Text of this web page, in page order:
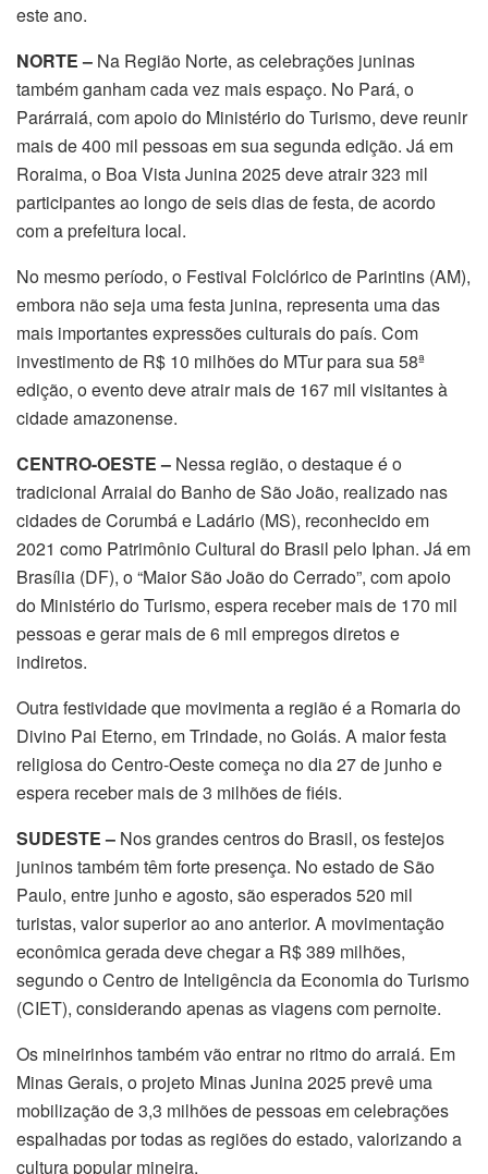
este ano.
NORTE – Na Região Norte, as celebrações juninas
também ganham cada vez mais espaço. No Pará, o
Parárraiá, com apoio do Ministério do Turismo, deve reunir
mais de 400 mil pessoas em sua segunda edição. Já em
Roraima, o Boa Vista Junina 2025 deve atrair 323 mil
participantes ao longo de seis dias de festa, de acordo
com a prefeitura local.
No mesmo período, o Festival Folclórico de Parintins (AM),
embora não seja uma festa junina, representa uma das
mais importantes expressões culturais do país. Com
investimento de R$ 10 milhões do MTur para sua 58ª
edição, o evento deve atrair mais de 167 mil visitantes à
cidade amazonense.
CENTRO-OESTE – Nessa região, o destaque é o
tradicional Arraial do Banho de São João, realizado nas
cidades de Corumbá e Ladário (MS), reconhecido em
2021 como Patrimônio Cultural do Brasil pelo Iphan. Já em
Brasília (DF), o “Maior São João do Cerrado”, com apoio
do Ministério do Turismo, espera receber mais de 170 mil
pessoas e gerar mais de 6 mil empregos diretos e
indiretos.
Outra festividade que movimenta a região é a Romaria do
Divino Pai Eterno, em Trindade, no Goiás. A maior festa
religiosa do Centro-Oeste começa no dia 27 de junho e
espera receber mais de 3 milhões de fiéis.
SUDESTE – Nos grandes centros do Brasil, os festejos
juninos também têm forte presença. No estado de São
Paulo, entre junho e agosto, são esperados 520 mil
turistas, valor superior ao ano anterior. A movimentação
econômica gerada deve chegar a R$ 389 milhões,
segundo o Centro de Inteligência da Economia do Turismo
(CIET), considerando apenas as viagens com pernoite.
Os mineirinhos também vão entrar no ritmo do arraiá. Em
Minas Gerais, o projeto Minas Junina 2025 prevê uma
mobilização de 3,3 milhões de pessoas em celebrações
espalhadas por todas as regiões do estado, valorizando a
cultura popular mineira.